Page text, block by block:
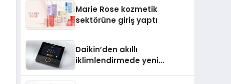
Aldı
Marie Rose kozmetik
sektörüne giriş yaptı
Daikin’den akıllı
iklimlendirmede yeni